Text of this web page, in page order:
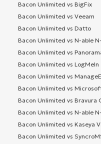
Bacon Unlimited vs BigFix
Bacon Unlimited vs Veeam
Bacon Unlimited vs Datto
Bacon Unlimited vs N-able
Bacon Unlimited vs
Bacon Unlimited vs LogMeIn
Bacon Unlimited vs
Bacon Unlimited vs
Bacon Unlimited vs Bravura
Bacon Unlimited vs N-able
Bacon Unlimited vs Kaseya
Bacon Unlimited vs